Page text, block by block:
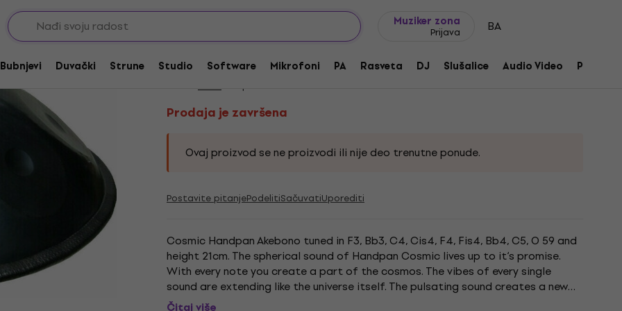
Muziker zona
Prijava BA
Bubnjevi Duvački Strune Studio Software Mikrofoni PA Rasveta DJ Slušalice Audio Video Pribor
Prodaja je završena
Terre Cosmic F Akebono Handpan
Kod proizvoda:
Prodaja je završena
Ovaj proizvod se ne proizvodi ili nije deo trenutne ponude.
Postavite pitanjePodelitiSačuvatiUporediti
Cosmic Handpan Akebono tuned in F3, Bb3, C4, Cis4, F4, Fis4, Bb4, C5, O 59 and
height 21cm. The spherical sound of Handpan Cosmic lives up to it‘s promise.
With every note you create a part of the cosmos. The vibes of every single
sound are extending like the universe itself. The pulsating sound creates a new
sound characteristic between the...
Čitaj više